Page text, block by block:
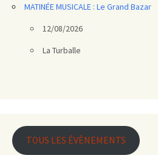
MATINÉE MUSICALE : Le Grand Bazar
12/08/2026
La Turballe
TOUS LES ÉVÈNEMENTS